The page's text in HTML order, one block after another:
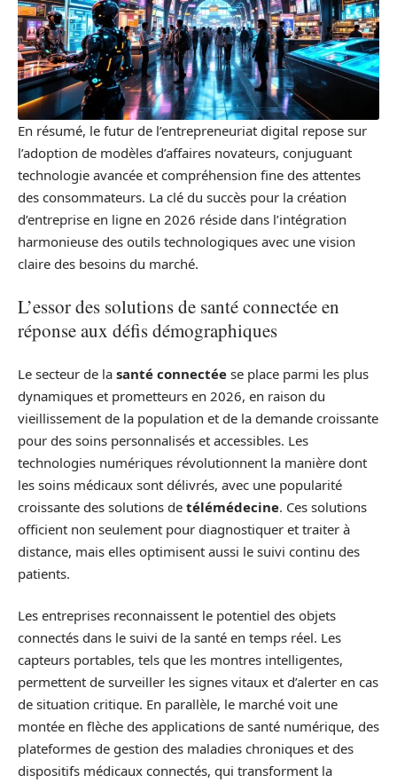
En résumé, le futur de l’entrepreneuriat digital repose sur
l’adoption de modèles d’affaires novateurs, conjuguant
technologie avancée et compréhension fine des attentes
des consommateurs. La clé du succès pour la création
d’entreprise en ligne en 2026 réside dans l’intégration
harmonieuse des outils technologiques avec une vision
claire des besoins du marché.
L’essor des solutions de santé connectée en
réponse aux défis démographiques
Le secteur de la santé connectée se place parmi les plus
dynamiques et prometteurs en 2026, en raison du
vieillissement de la population et de la demande croissante
pour des soins personnalisés et accessibles. Les
technologies numériques révolutionnent la manière dont
les soins médicaux sont délivrés, avec une popularité
croissante des solutions de télémédecine. Ces solutions
officient non seulement pour diagnostiquer et traiter à
distance, mais elles optimisent aussi le suivi continu des
patients.
Les entreprises reconnaissent le potentiel des objets
connectés dans le suivi de la santé en temps réel. Les
capteurs portables, tels que les montres intelligentes,
permettent de surveiller les signes vitaux et d’alerter en cas
de situation critique. En parallèle, le marché voit une
montée en flèche des applications de santé numérique, des
plateformes de gestion des maladies chroniques et des
dispositifs médicaux connectés, qui transforment la